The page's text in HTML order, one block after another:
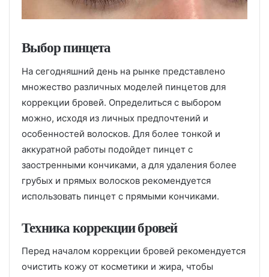
Выбор пинцета
На сегодняшний день на рынке представлено
множество различных моделей пинцетов для
коррекции бровей. Определиться с выбором
можно, исходя из личных предпочтений и
особенностей волосков. Для более тонкой и
аккуратной работы подойдет пинцет с
заостренными кончиками, а для удаления более
грубых и прямых волосков рекомендуется
использовать пинцет с прямыми кончиками.
Техника коррекции бровей
Перед началом коррекции бровей рекомендуется
очистить кожу от косметики и жира, чтобы